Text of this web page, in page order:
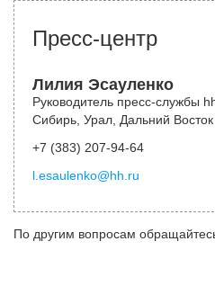
Пресс-центр
Лилия Эсауленко
Руководитель пресс-службы
Сибирь, Урал, Дальний Восток
+7 (383) 207-94-64
l.esaulenko@hh.ru
По другим вопросам